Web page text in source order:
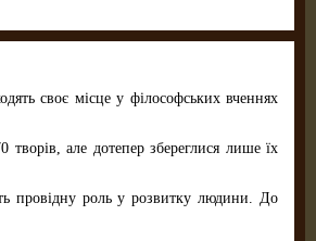
своє місце у філософських вченнях
але дотепер збереглися лише їх
провідну роль у розвитку людини. До